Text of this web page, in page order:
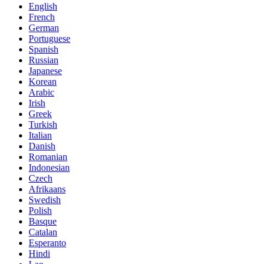
English
French
German
Portuguese
Spanish
Russian
Japanese
Korean
Arabic
Irish
Greek
Turkish
Italian
Danish
Romanian
Indonesian
Czech
Afrikaans
Swedish
Polish
Basque
Catalan
Esperanto
Hindi